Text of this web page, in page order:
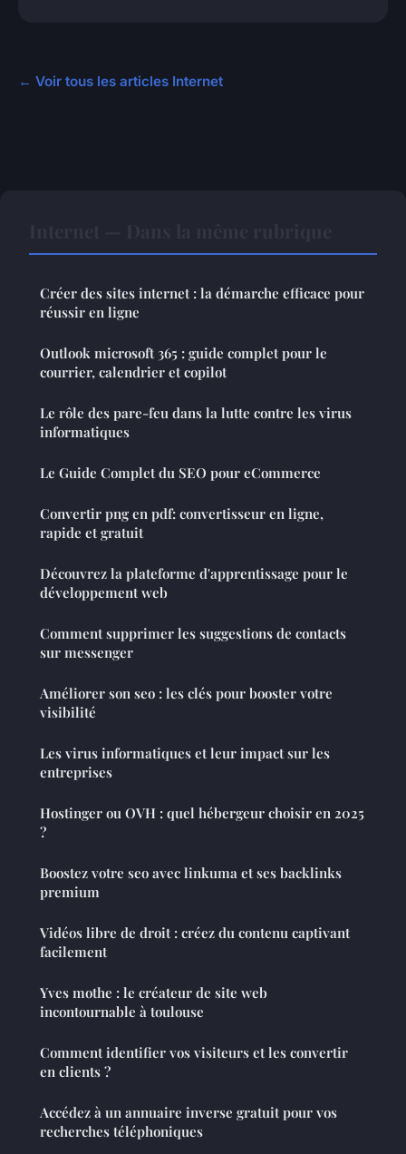
← Voir tous les articles Internet
Créer des sites internet : la démarche efficace pour
réussir en ligne
Outlook microsoft 365 : guide complet pour le
courrier, calendrier et copilot
Le rôle des pare-feu dans la lutte contre les virus
informatiques
Le Guide Complet du SEO pour eCommerce
Convertir png en pdf: convertisseur en ligne,
rapide et gratuit
Découvrez la plateforme d'apprentissage pour le
développement web
Comment supprimer les suggestions de contacts
sur messenger
Améliorer son seo : les clés pour booster votre
visibilité
Les virus informatiques et leur impact sur les
entreprises
Hostinger ou OVH : quel hébergeur choisir en 2025
?
Boostez votre seo avec linkuma et ses backlinks
premium
Vidéos libre de droit : créez du contenu captivant
facilement
Yves mothe : le créateur de site web
incontournable à toulouse
Comment identifier vos visiteurs et les convertir
en clients ?
Accédez à un annuaire inverse gratuit pour vos
recherches téléphoniques